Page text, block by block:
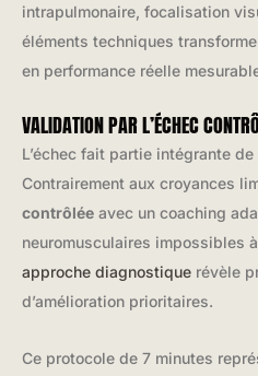
intrapulmonaire, focalisation
éléments techniques
en performance réelle
VALIDATION PAR L’ÉCHEC
L’échec fait partie intégrante
Contrairement aux croyances
contrôlée avec un coaching
neuromusculaires impossibles
approche diagnostique révèle
d’amélioration prioritaires.
Ce protocole de 7 minutes